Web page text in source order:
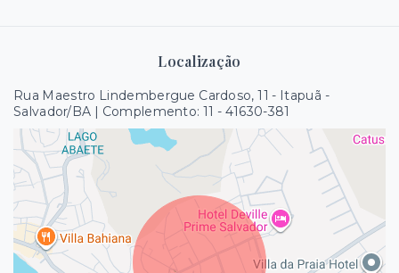
Localização
Rua Maestro Lindembergue Cardoso, 11 - Itapuã -
Salvador/BA | Complemento: 11 - 41630-381